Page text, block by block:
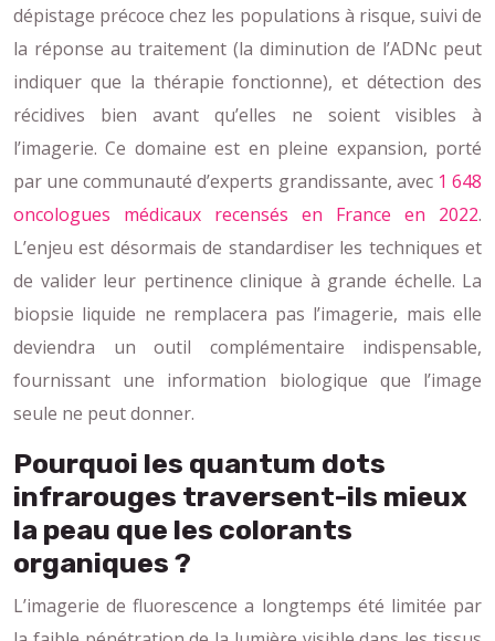
dépistage précoce chez les populations à risque, suivi de
la réponse au traitement (la diminution de l’ADNc peut
indiquer que la thérapie fonctionne), et détection des
récidives bien avant qu’elles ne soient visibles à
l’imagerie. Ce domaine est en pleine expansion, porté
par une communauté d’experts grandissante, avec 1 648
oncologues médicaux recensés en France en 2022.
L’enjeu est désormais de standardiser les techniques et
de valider leur pertinence clinique à grande échelle. La
biopsie liquide ne remplacera pas l’imagerie, mais elle
deviendra un outil complémentaire indispensable,
fournissant une information biologique que l’image
seule ne peut donner.
Pourquoi les quantum dots
infrarouges traversent-ils mieux
la peau que les colorants
organiques ?
L’imagerie de fluorescence a longtemps été limitée par